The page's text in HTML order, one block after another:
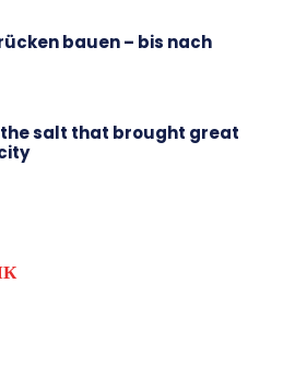
bauen – bis nach
the salt that brought great